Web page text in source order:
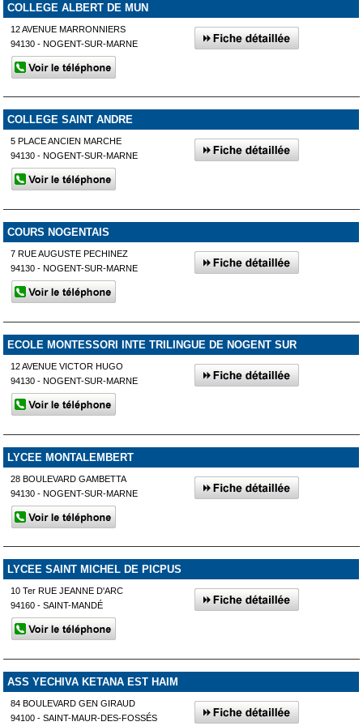
COLLEGE ALBERT DE MUN
12 AVENUE MARRONNIERS
94130 - NOGENT-SUR-MARNE
COLLEGE SAINT ANDRE
5 PLACE ANCIEN MARCHE
94130 - NOGENT-SUR-MARNE
COURS NOGENTAIS
7 RUE AUGUSTE PECHINEZ
94130 - NOGENT-SUR-MARNE
ECOLE MONTESSORI INTE TRILINGUE DE NOGENT SUR
12 AVENUE VICTOR HUGO
94130 - NOGENT-SUR-MARNE
LYCEE MONTALEMBERT
28 BOULEVARD GAMBETTA
94130 - NOGENT-SUR-MARNE
LYCEE SAINT MICHEL DE PICPUS
10 Ter RUE JEANNE D'ARC
94160 - SAINT-MANDÉ
ASS YECHIVA KETANA EST HAIM
84 BOULEVARD GEN GIRAUD
94100 - SAINT-MAUR-DES-FOSSÉS